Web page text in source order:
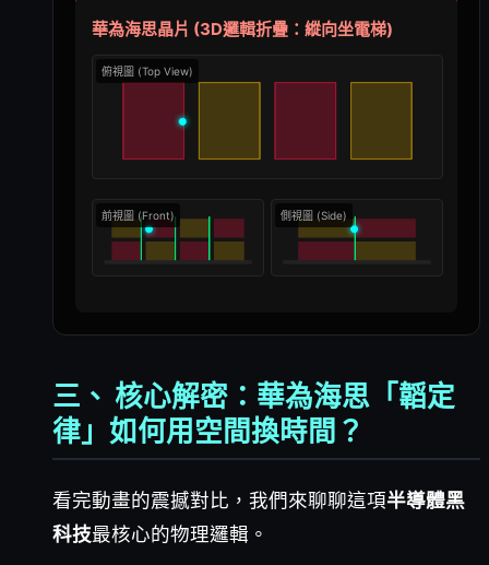
華為海思晶片 (3D邏輯折疊：縱向坐電梯)
俯視圖 (Top View)
前視圖 (Front) 側視圖 (Side)
三、 核心解密：華為海思「韜定
律」如何用空間換時間？
看完動畫的震撼對比，我們來聊聊這項半導體黑
科技最核心的物理邏輯。